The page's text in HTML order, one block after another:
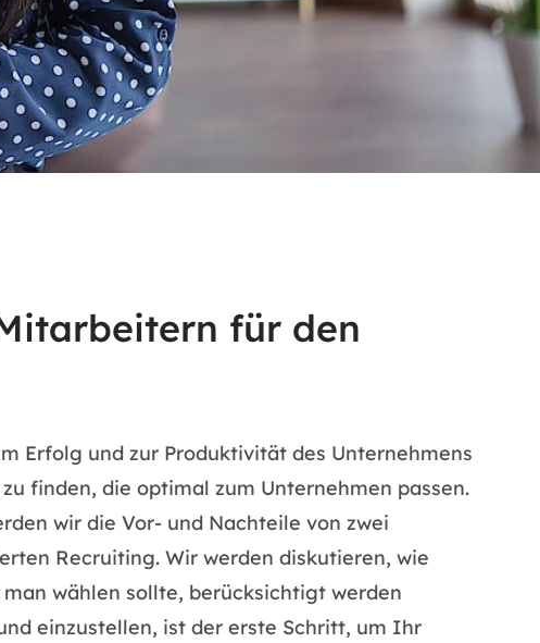
für den
Erfolg und zur Produktivität des Unternehmens
finden, die optimal zum Unternehmen passen.
wir die Vor- und Nachteile von zwei
Recruiting. Wir werden diskutieren, wie
wählen sollte, berücksichtigt werden
einzustellen, ist der erste Schritt, um Ihr